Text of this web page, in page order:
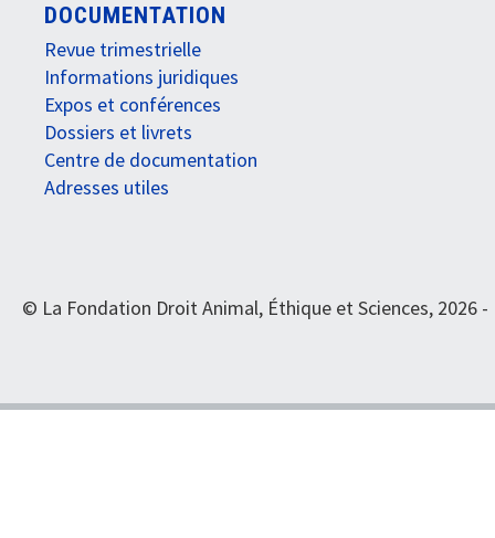
DOCUMENTATION
Revue trimestrielle
Informations juridiques
Expos et conférences
Dossiers et livrets
Centre de documentation
Adresses utiles
© La Fondation Droit Animal, Éthique et Sciences, 2026 -